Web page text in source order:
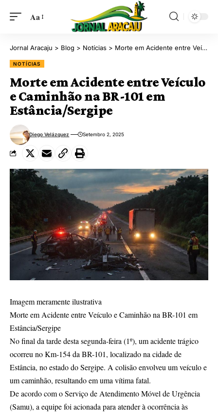
Aa
Jornal Aracaju > Blog > Notícias > Morte em Acidente entre Veículo e Caminhão na BR-101 em Estância/Sergipe
NOTÍCIAS
Morte em Acidente entre Veículo
e Caminhão na BR-101 em
Estância/Sergipe
Diego Velázquez Setembro 2, 2025
Imagem meramente ilustrativa
Morte em Acidente entre Veículo e Caminhão na BR-101 em
Estância/Sergipe
No final da tarde desta segunda-feira (1º), um acidente trágico
ocorreu no Km-154 da BR-101, localizado na cidade de
Estância, no estado do Sergipe. A colisão envolveu um veículo e
um caminhão, resultando em uma vítima fatal.
De acordo com o Serviço de Atendimento Móvel de Urgência
(Samu), a equipe foi acionada para atender à ocorrência às